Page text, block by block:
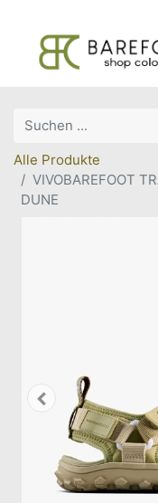
Alle Produkte
VIVOBAREFOOT
DUNE